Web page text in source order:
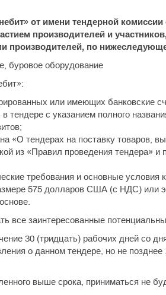
от имени тендерной
производителей и
производителей, по
буровое оборудование
или имеющих банковские
тендере с указанием полного
«О тендерах на поставку товаров,
из «Правил проведения тендера» и
требования и основные условия
575 долларов США (с НДС) или
все заинтересованные
30 (тридцать) рабочих дней со
о данном тендере, но не
выше срока, приниматься не